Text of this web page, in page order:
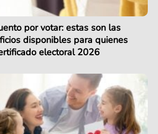
por votar: estas son las
disponibles para quienes
electoral 2026